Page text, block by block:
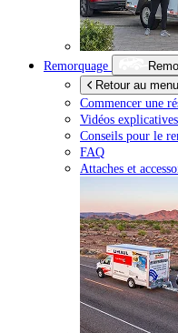
Remorquage
Retour au
Commencer une
Vidéos explicatives
Conseils pour le
FAQ
Attaches et